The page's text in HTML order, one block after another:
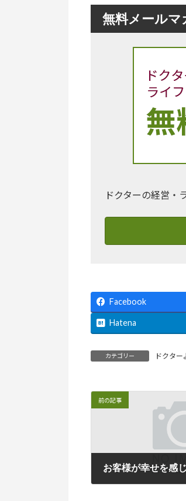
無料メールマ
ドクターの経営・
Facebook
Hatena
カテゴリー ドクター
前の記事